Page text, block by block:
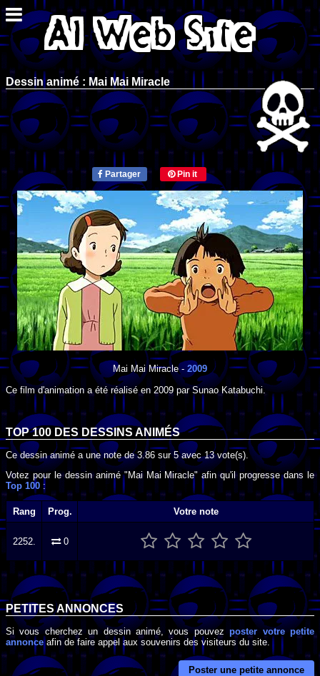
Dessin animé : Mai Mai Miracle
Partager Pin it
Mai Mai Miracle- 2009
Ce film d'animation a été réalisé en 2009 parSunao Katabuchi.
TOP 100 DESDESSINS ANIMÉS
Ce dessin animé a une note de3.86 sur5avec13vote(s).
Votez pour le dessin animé "Mai Mai Miracle" afin qu'il progresse dans le
Top 100 :
Rang Prog. Votre note
2252. 0
PETITES ANNONCES
Si vous cherchez un dessin animé, vous pouvezposter votre petite
annonceafin de faire appel aux souvenirs des visiteurs du site.
Poster une petite annonce